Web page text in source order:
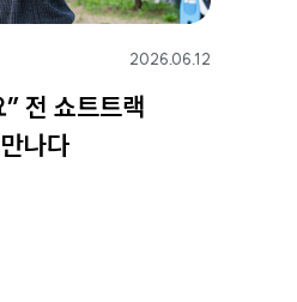
2026.06.12
전 쇼트트랙
나다